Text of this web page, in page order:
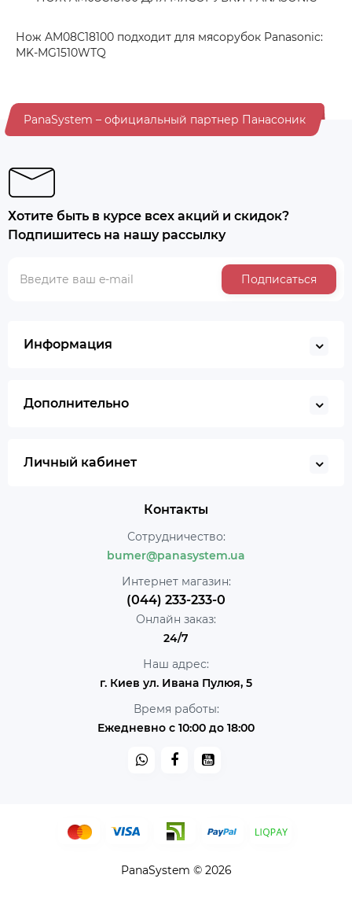
Нож AM08C18100 подходит для мясорубок Panasonic:
MK-MG1510WTQ
PanaSystem – официальный партнер Панасоник
Хотите быть в курсе всех акций и скидок?
Подпишитесь на нашу рассылку
Подписаться
Информация
Дополнительно
Личный кабинет
Контакты
Сотрудничество:
bumer@panasystem.ua
Интернет магазин:
(044) 233-233-0
Онлайн заказ:
24/7
Наш адрес:
г. Киев ул. Ивана Пулюя, 5
Время работы:
Ежедневно с 10:00 до 18:00
PanaSystem © 2026